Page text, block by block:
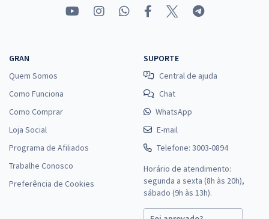
GRAN
Quem Somos
Como Funciona
Como Comprar
Loja Social
Programa de Afiliados
Trabalhe Conosco
Preferência de Cookies
SUPORTE
Central de ajuda
Chat
WhatsApp
E-mail
Telefone: 3003-0894
Horário de atendimento:
segunda a sexta (8h às 20h),
sábado (9h às 13h).